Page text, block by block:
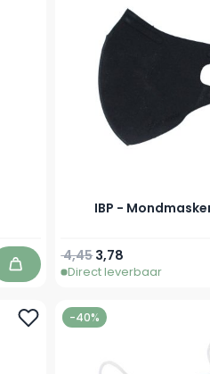
In winkelwagen
IBP -
Speciale prijs
3,78
Normale prijs
4,45
Direct leverbaar
-40%